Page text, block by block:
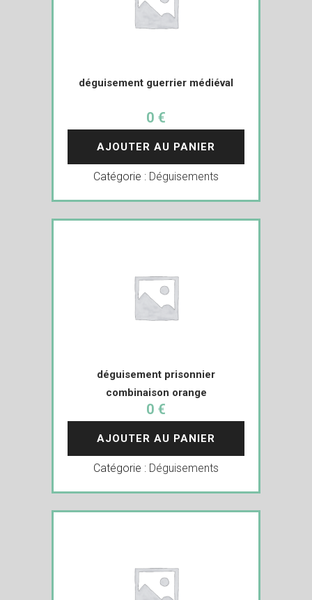
déguisement guerrier médiéval
0 €
AJOUTER AU PANIER
Catégorie : Déguisements
déguisement prisonnier
combinaison orange
0 €
AJOUTER AU PANIER
Catégorie : Déguisements